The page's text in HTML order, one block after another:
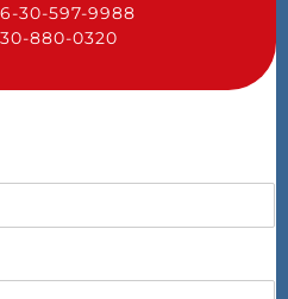
30-597-9988
880-0320